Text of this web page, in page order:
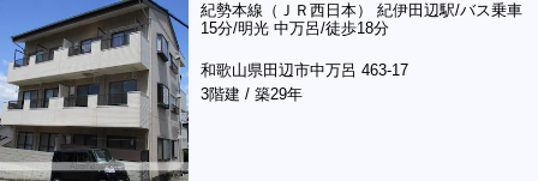
紀勢本線（ＪＲ西日本） 紀伊田辺駅/バス乗車
15分/明光 中万呂/徒歩18分
和歌山県田辺市中万呂 463-17
3階建 / 築29年